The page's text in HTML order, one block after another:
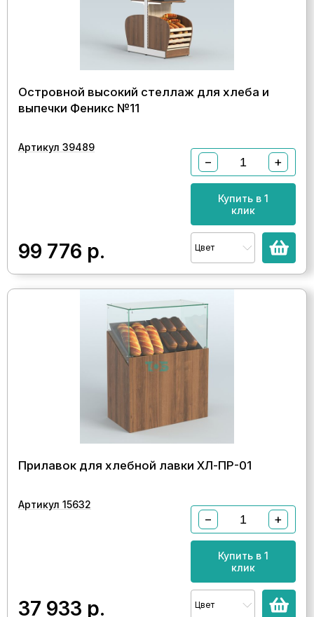
Островной высокий стеллаж для хлеба и
выпечки Феникс №11
Артикул 39489
99 776 р.
− +
Купить в 1
клик
Цвет
Прилавок для хлебной лавки ХЛ-ПР-01
Артикул 15632
37 933 р.
− +
Купить в 1
клик
Цвет